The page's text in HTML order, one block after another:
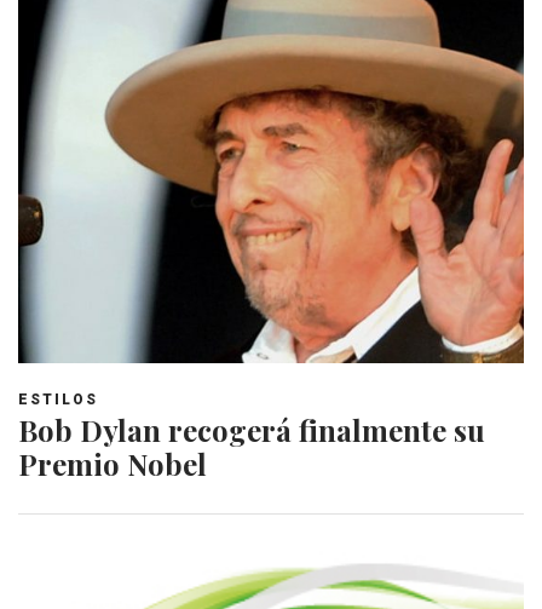
ESTILOS
Bob Dylan recogerá finalmente su
Premio Nobel